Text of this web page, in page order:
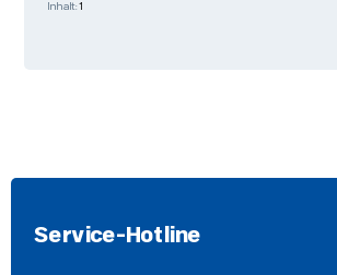
Inhalt: 1
Service-Hotline